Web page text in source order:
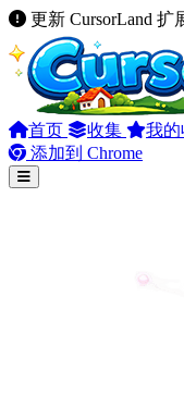
更新 CursorLand 扩
首页 收集 我
添加到 Chrome